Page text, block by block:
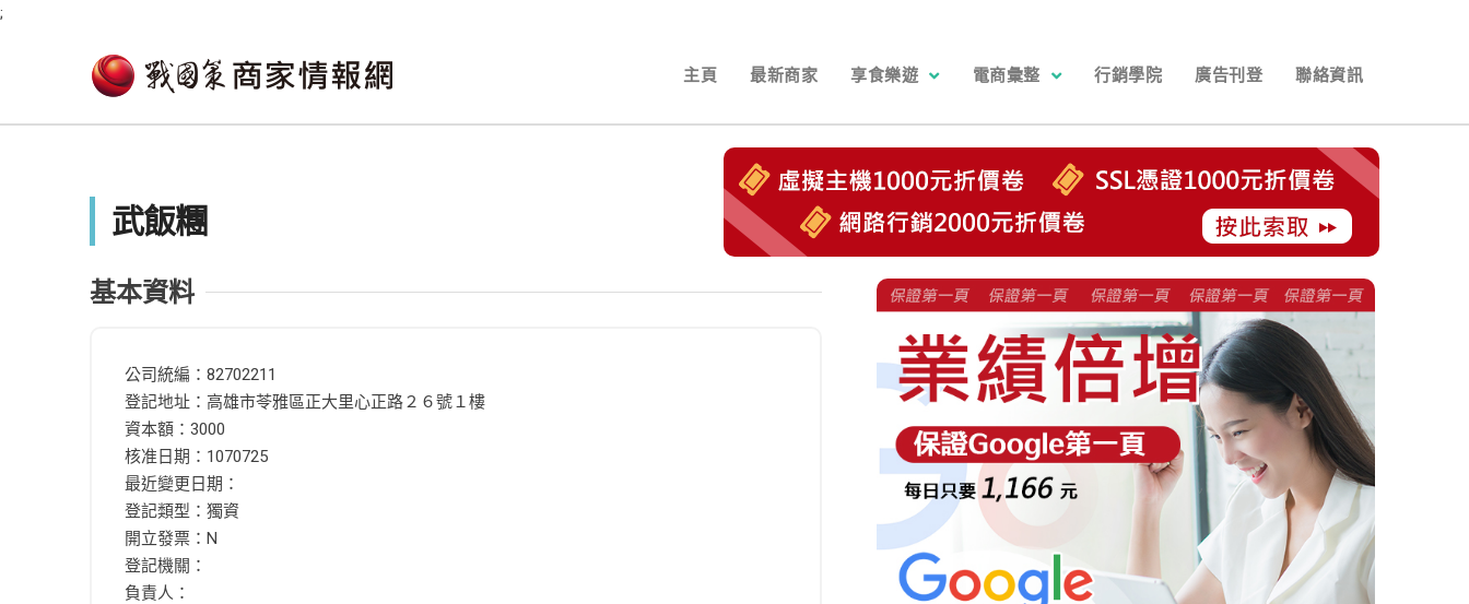
;
主頁 最新商家 享食樂遊 電商彙整 行銷學院 廣告刊登 聯絡資訊
武飯糰
基本資料
公司統編：82702211
登記地址：高雄市苓雅區正大里心正路２６號１樓
資本額：3000
核准日期：1070725
最近變更日期：
登記類型：獨資
開立發票：N
登記機關：
負責人：